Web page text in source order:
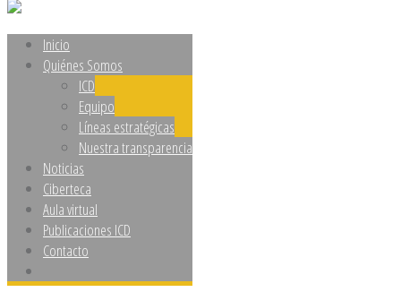
Inicio
Quiénes Somos
ICD
Equipo
Líneas estratégicas
Nuestra transparencia
Noticias
Ciberteca
Aula virtual
Publicaciones ICD
Contacto